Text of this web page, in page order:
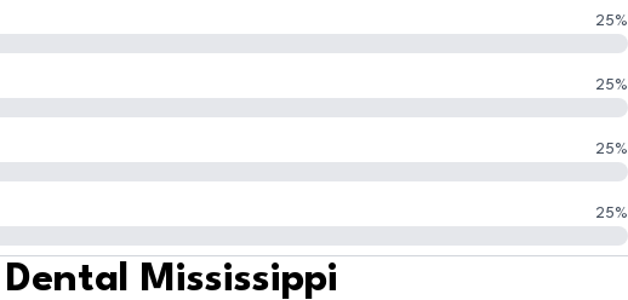
25%
25%
25%
25%
Mississippi